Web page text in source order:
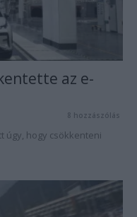
az e-
8 hozzászólás
úgy, hogy csökkenteni